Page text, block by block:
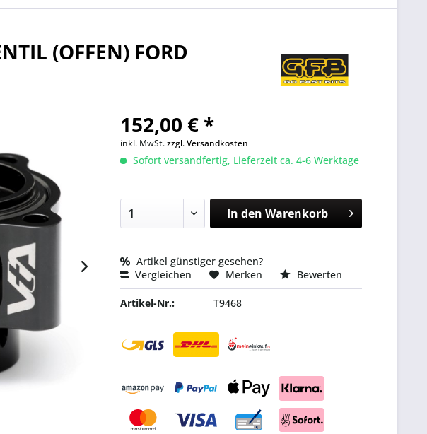
(OFFEN) FORD
152,00 € *
inkl. MwSt.zzgl. Versandkosten
Sofort versandfertig, Lieferzeit ca. 4-6 Werktage
In den Warenkorb
Artikel günstiger gesehen?
Vergleichen
Merken Bewerten
Artikel-Nr.: T9468